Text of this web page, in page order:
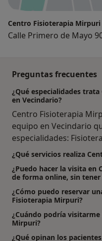
Centro Fisioterapia Mirpuri
Calle Primero de Mayo
Preguntas frecuentes
¿Qué especialidades
en Vecindario?
Centro Fisioterapia
equipo en Vecindario
especialidades:
¿Qué servicios realiza
¿Puedo hacer la visita en
de forma online, sin tener
¿Cómo puedo reservar
Fisioterapia Mirpuri?
¿Cuándo podría
Mirpuri?
¿Qué opinan los